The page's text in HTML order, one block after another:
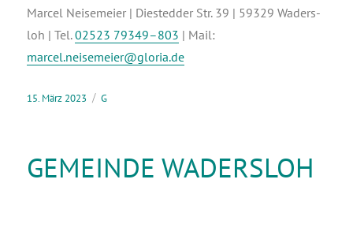
Mar­cel Nei­se­mei­er | Dies­ted­der Str. 39 | 59329 Waders­
loh | Tel.02523 79349–803 | Mail:
marcel.neisemeier@gloria.de
15. März 2023 G
GEMEINDE WADERSLOH